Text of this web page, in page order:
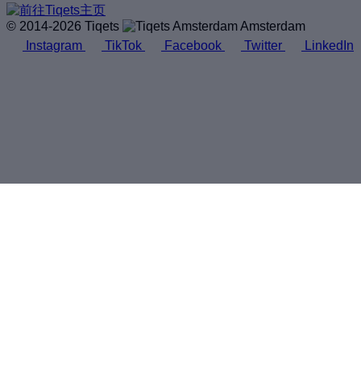
© 2014-2026 Tiqets
Amsterdam
Instagram
TikTok Facebook Twitter LinkedIn